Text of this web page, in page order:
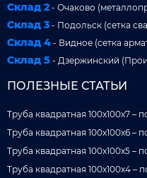
Склад 2 - Очаково
Склад 3 - Подольск (сетка
Склад 4 - Видное (сетка
Склад 5 - Дзержинский
ПОЛЕЗНЫЕ СТАТЬИ
Труба квадратная 100x100x7 –
Труба квадратная 100x100x6 –
Труба квадратная 100x100x5 –
Труба квадратная 100x100x4 –